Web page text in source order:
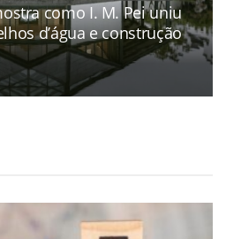
como I. M. Pei uniu
d’água e construção